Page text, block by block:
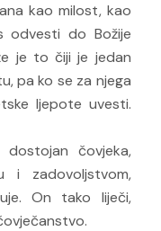
kao milost, kao
odvesti do Božije
je to čiji je jedan
pa ko se za njega
ljepote uvesti.
čovjeka,
i zadovoljstvom,
On tako liječi,